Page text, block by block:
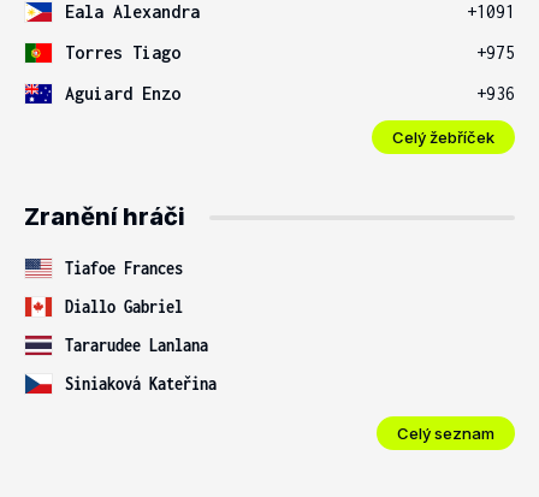
Eala Alexandra
+1091
Torres Tiago
+975
Aguiard Enzo
+936
Celý žebříček
Zranění hráči
Tiafoe Frances
Diallo Gabriel
Tararudee Lanlana
Siniaková Kateřina
Celý seznam